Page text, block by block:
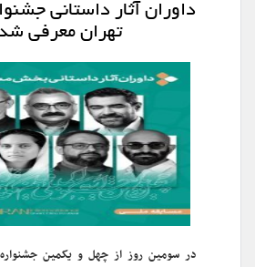
داوران آثار داستانی
تهران معرفی
در سومین روز از چهل و یکمین جشنواره